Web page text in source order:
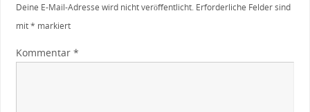
Deine E-Mail-Adresse wird nicht veröffentlicht. Erforderliche Felder sind
mit* markiert
Kommentar *